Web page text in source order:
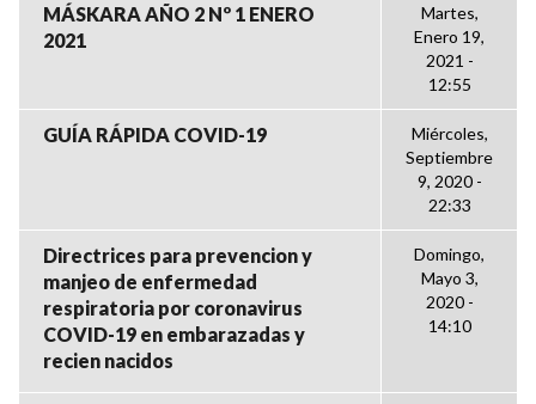
MÁSKARA AÑO 2 Nº 1 ENERO
2021
Martes,
Enero 19,
2021 -
12:55
GUÍA RÁPIDA COVID-19
Miércoles,
Septiembre
9, 2020 -
22:33
Directrices para prevencion y
manjeo de enfermedad
respiratoria por coronavirus
COVID-19 en embarazadas y
recien nacidos
Domingo,
Mayo 3,
2020 -
14:10